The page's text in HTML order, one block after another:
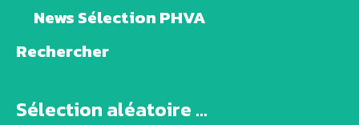
News Sélection PHVA
Rechercher
Sélection aléatoire ...